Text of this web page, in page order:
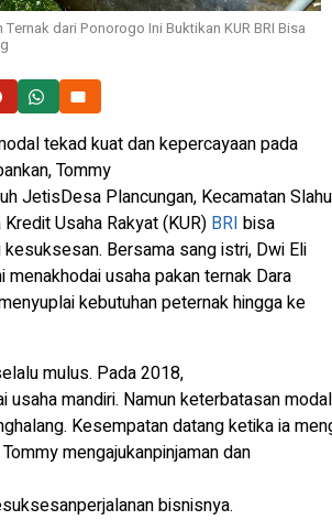
dari Ponorogo Ini Buktikan KUR BRI Bisa
tekad kuat dan kepercayaan pada
Tommy
JetisDesa Plancungan, Kecamatan
Usaha Rakyat (KUR) BRI bisa
kesuksesan. Bersama sang istri, Dwi Eli
menakhodai usaha pakan ternak Dara
kebutuhan peternak hingga ke
mulus. Pada 2018,
usaha mandiri. Namun keterbatasan modal
Kesempatan datang ketika ia
mengajukanpinjaman dan
bisnisnya.